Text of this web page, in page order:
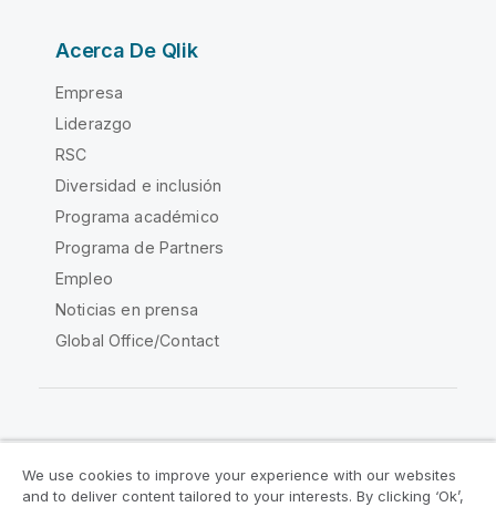
Acerca De Qlik
Empresa
Liderazgo
RSC
Diversidad e inclusión
Programa académico
Programa de Partners
Empleo
Noticias en prensa
Global Office/Contact
We use cookies to improve your experience with our websites
and to deliver content tailored to your interests. By clicking ‘Ok’,